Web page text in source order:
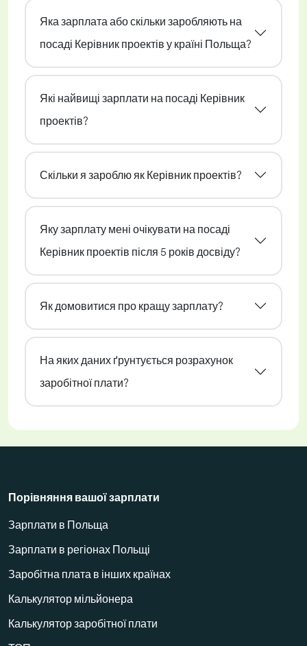
Яка зарплата або скільки заробляють на
посаді Керівник проектів у країні Польща?
Які найвищі зарплати на посаді Керівник
проектів?
Скільки я зароблю як Керівник проектів?
Яку зарплату мені очікувати на посаді
Керівник проектів після 5 років досвіду?
Як домовитися про кращу зарплату?
На яких даних ґрунтується розрахунок
заробітної плати?
Порівняння вашої зарплати
Зарплати в Польща
Зарплати в регіонах Польщі
Заробітна плата в інших країнах
Калькулятор мільйонера
Калькулятор заробітної плати